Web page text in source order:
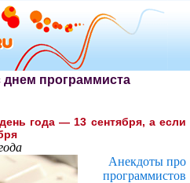
днем программиста
года — 13 сентября, а если
Анекдоты про
программистов